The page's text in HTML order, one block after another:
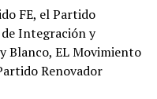
FE, el Partido
Integración y
Blanco, EL Movimiento
Renovador